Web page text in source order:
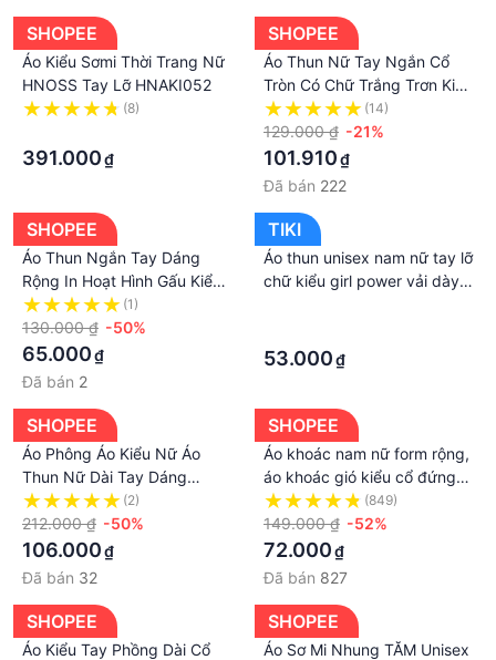
SHOPEE
Áo Kiểu Sơmi Thời Trang Nữ
HNOSS Tay Lỡ HNAKI052
(8)
391.000₫
SHOPEE
Áo Thun Nữ Tay Ngắn Cổ
Tròn Có Chữ Trắng Trơn Kiểu
Form Vừa Bigsize Chất Liệu
Thun Gân Co Giãn Thoải Mái
(14)
129.000 ₫ -21%
101.910₫
Đã bán 222
SHOPEE
Áo Thun Ngắn Tay Dáng
Rộng In Hoạt Hình Gấu Kiểu
Hip-Hop Đường Phố Mỹ Thời
Trang Mùa Hè Cho Nam Và
Nữ
(1)
130.000 ₫ -50%
65.000₫
Đã bán 2
TIKI
Áo thun unisex nam nữ tay lỡ
chữ kiểu girl power vải dày
53.000₫
SHOPEE
Áo Phông Áo Kiểu Nữ Áo
Thun Nữ Dài Tay Dáng
BODY Nhún Bệt Vai Cotton
40-70KG mẫu
AOTREVAINHUNDAYCHEO3MAU.
D288
(2)
212.000 ₫ -50%
106.000₫
Đã bán 32
SHOPEE
Áo khoác nam nữ form rộng,
áo khoác gió kiểu cổ đứng
nhiều mẫu mới đẹp PTZ.092
(849)
149.000 ₫ -52%
72.000₫
Đã bán 827
SHOPEE
Áo Kiểu Tay Phồng Dài Cổ
SHOPEE
Áo Sơ Mi Nhung TĂM Unisex